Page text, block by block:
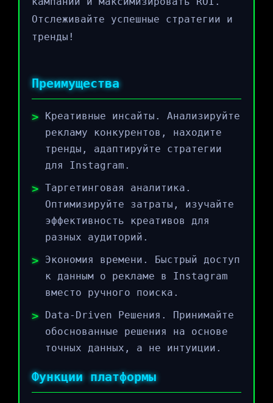
Отслеживайте успешные стратегии и
тренды!
Преимущества
Креативные инсайты. Анализируйте
рекламу конкурентов, находите
тренды, адаптируйте стратегии
для Instagram.
Таргетинговая аналитика.
Оптимизируйте затраты, изучайте
эффективность креативов для
разных аудиторий.
Экономия времени. Быстрый доступ
к данным о рекламе в Instagram
вместо ручного поиска.
Data-Driven Решения. Принимайте
обоснованные решения на основе
точных данных, а не интуиции.
Функции платформы